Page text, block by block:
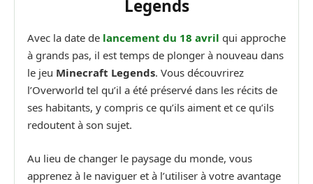
Legends
Avec la date de lancement du 18 avril qui approche
à grands pas, il est temps de plonger à nouveau dans
le jeu Minecraft Legends. Vous découvrirez
l’Overworld tel qu’il a été préservé dans les récits de
ses habitants, y compris ce qu’ils aiment et ce qu’ils
redoutent à son sujet.
Au lieu de changer le paysage du monde, vous
apprenez à le naviguer et à l’utiliser à votre avantage